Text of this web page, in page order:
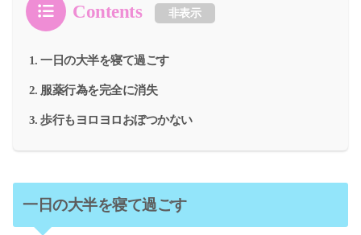
Contents 非表示
一日の大半を寝て過ごす
服薬行為を完全に消失
歩行もヨロヨロおぼつかない
一日の大半を寝て過ごす